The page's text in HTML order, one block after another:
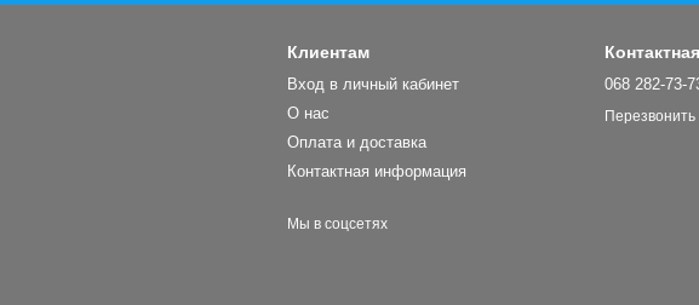
Клиентам
Вход в личный кабинет
О нас
Оплата и доставка
Контактная информация
Мы в соцсетях
068 282-73-